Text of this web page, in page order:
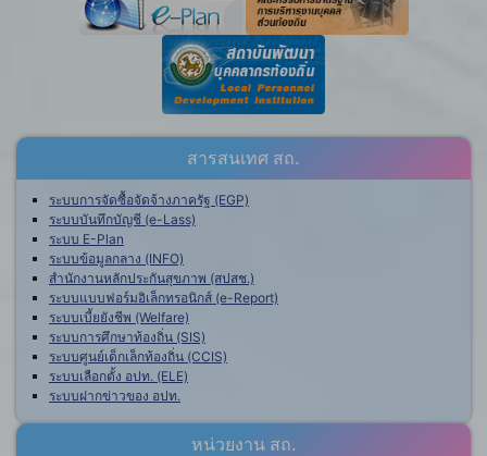
สารสนเทศ สถ.
ระบบการจัดซื้อจัดจ้างภาครัฐ (EGP)
ระบบบันทึกบัญชี (e-Lass)
ระบบ E-Plan
ระบบข้อมูลกลาง (INFO)
สำนักงานหลักประกันสุขภาพ (สปสช.)
ระบบแบบฟอร์มอิเล็กทรอนิกส์ (e-Report)
ระบบเบี้ยยังชีพ (Welfare)
ระบบการศึกษาท้องถิ่น (SIS)
ระบบศูนย์เด็กเล็กท้องถิ่น (CCIS)
ระบบเลือกตั้ง อปท. (ELE)
ระบบฝากข่าวของ อปท.
หน่วยงาน สถ.